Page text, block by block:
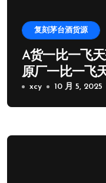
复刻茅台酒货源
A货一比一飞
原厂一比一飞
xcy 10 月 5, 2025